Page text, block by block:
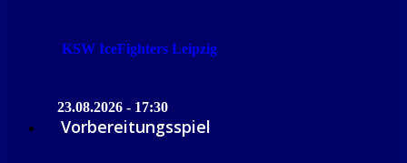
KSW IceFighters Leipzig
23.08.2026 - 17:30
Vorbereitungsspiel